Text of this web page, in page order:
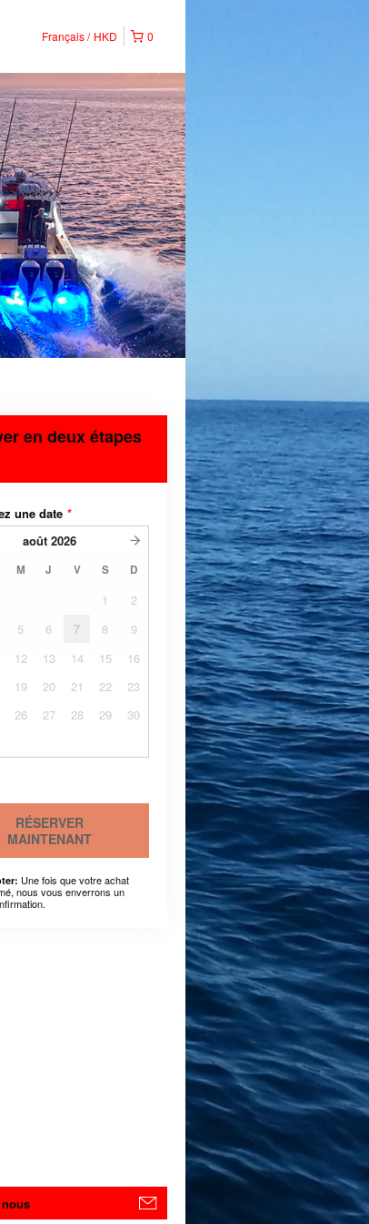
0
Français HKD
en deux étapes
une date *
août 2026
M J V S D
1
2
5 6 7 8
9
12 13 14 15
16
19 20 21 22
23
26 27 28 29
30
RÉSERVER
MAINTENANT
Une fois que votre achat
nous vous enverrons un